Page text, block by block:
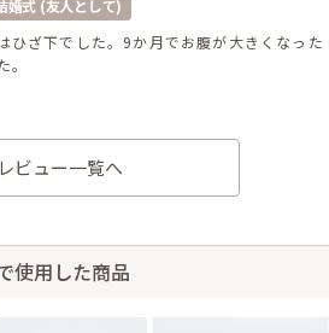
婚式 (友人として)
ひざ下でした。9か月でお腹が大きくなった
M】 (バスト：C75)
レビュー一覧へ
使用した商品